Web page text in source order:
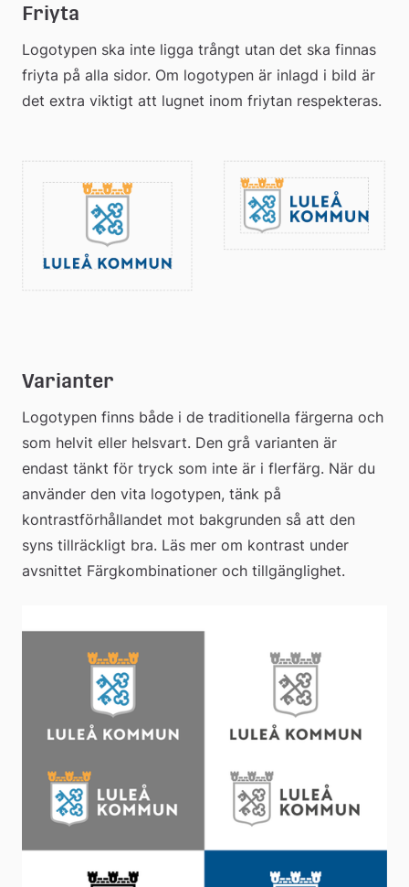
Friyta
Logotypen ska inte ligga trångt utan det ska finnas
friyta på alla sidor. Om logotypen är inlagd i bild är
det extra viktigt att lugnet inom friytan respekteras.
Varianter
Logotypen finns både i de traditionella färgerna och
som helvit eller helsvart. Den grå varianten är
endast tänkt för tryck som inte är i flerfärg. När du
använder den vita logotypen, tänk på
kontrastförhållandet mot bakgrunden så att den
syns tillräckligt bra. Läs mer om kontrast under
avsnittet Färgkombinationer och tillgänglighet.